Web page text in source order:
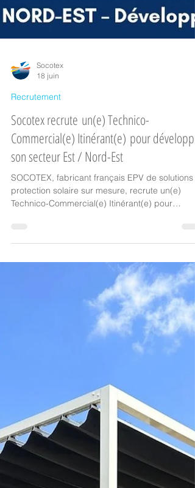
Socotex
18 juin
Recrutement
Socotex recrute un(e) Technico-
Commercial(e) Itinérant(e) pour développer
SOCOTEX, fabricant français EPV de solutions
Technico-Commercial(e) Itinérant(e) pour
développer son secteur Est / Nord-Est (25
départements). CDI, véhicule de fonction,
variable déplafonné. Profils juniors motivés